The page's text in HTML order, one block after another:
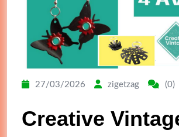
27/03/2026 zigetzag (0)
Creative